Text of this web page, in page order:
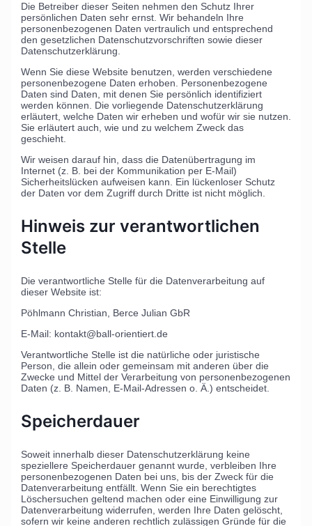
Die Betreiber dieser Seiten nehmen den Schutz Ihrer
persönlichen Daten sehr ernst. Wir behandeln Ihre
personenbezogenen Daten vertraulich und entsprechend
den gesetzlichen Datenschutzvorschriften sowie dieser
Datenschutzerklärung.
Wenn Sie diese Website benutzen, werden verschiedene
personenbezogene Daten erhoben. Personenbezogene
Daten sind Daten, mit denen Sie persönlich identifiziert
werden können. Die vorliegende Datenschutzerklärung
erläutert, welche Daten wir erheben und wofür wir sie nutzen.
Sie erläutert auch, wie und zu welchem Zweck das
geschieht.
Wir weisen darauf hin, dass die Datenübertragung im
Internet (z. B. bei der Kommunikation per E-Mail)
Sicherheitslücken aufweisen kann. Ein lückenloser Schutz
der Daten vor dem Zugriff durch Dritte ist nicht möglich.
Hinweis zur verantwortlichen
Stelle
Die verantwortliche Stelle für die Datenverarbeitung auf
dieser Website ist:
Pöhlmann Christian, Berce Julian GbR
E-Mail: kontakt@ball-orientiert.de
Verantwortliche Stelle ist die natürliche oder juristische
Person, die allein oder gemeinsam mit anderen über die
Zwecke und Mittel der Verarbeitung von personenbezogenen
Daten (z. B. Namen, E-Mail-Adressen o. Ä.) entscheidet.
Speicherdauer
Soweit innerhalb dieser Datenschutzerklärung keine
speziellere Speicherdauer genannt wurde, verbleiben Ihre
personenbezogenen Daten bei uns, bis der Zweck für die
Datenverarbeitung entfällt. Wenn Sie ein berechtigtes
Löschersuchen geltend machen oder eine Einwilligung zur
Datenverarbeitung widerrufen, werden Ihre Daten gelöscht,
sofern wir keine anderen rechtlich zulässigen Gründe für die